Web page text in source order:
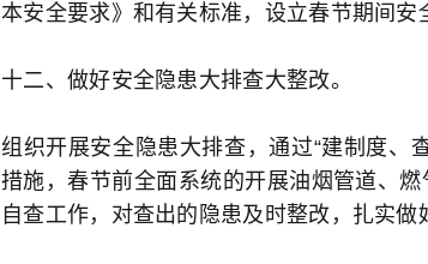
本安全要求》和有关标准，设立春节期间安
十二、做好安全隐患大排查大整改。
组织开展安全隐患大排查，通过“建制度、
措施，春节前全面系统的开展油烟管道、
自查工作，对查出的隐患及时整改，扎实做